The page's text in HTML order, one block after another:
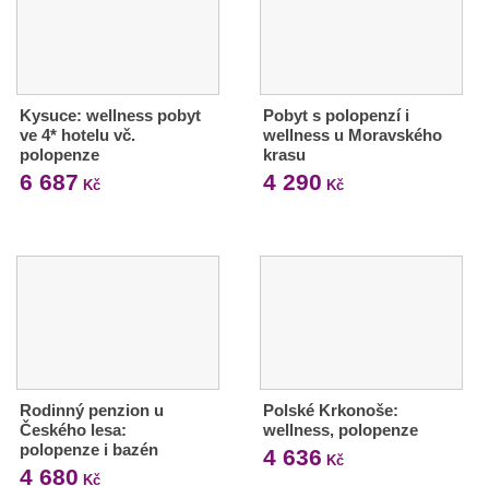
Kysuce: wellness pobyt
ve 4* hotelu vč.
polopenze
6 687 Kč
Pobyt s polopenzí i
wellness u Moravského
krasu
4 290 Kč
Rodinný penzion u
Českého lesa:
polopenze i bazén
4 680 Kč
Polské Krkonoše:
wellness, polopenze
4 636 Kč